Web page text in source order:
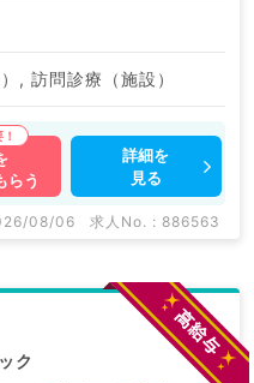
, 訪問診療（施設）
らう
詳細を
見る
08/06 求人No. : 886563
ク